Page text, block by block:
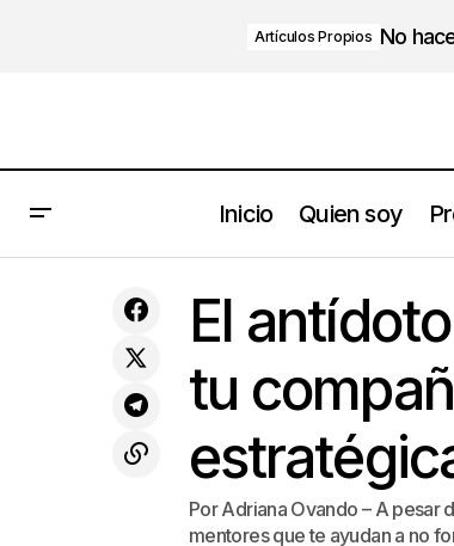
Artículos Propios No
Inicio Quien soy
hace la diferencia.El
tu
Por Adriana Ovando – A pesar
mentores que te ayudan a no